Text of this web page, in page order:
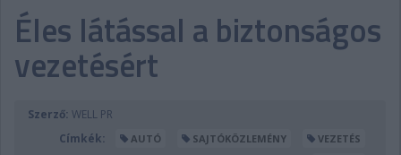
RETRO
PODCAST
SHOP
DIGITÁLIS MAGAZIN
Éles látással a biztonságos
vezetésért
Szerző: WELL PR
Címkék:
AUTÓ SAJTÓKÖZLEMÉNY
VEZETÉS